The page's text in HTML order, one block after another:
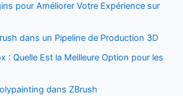
pour Améliorer Votre Expérience sur
dans un Pipeline de Production 3D
: Quelle Est la Meilleure Option pour les
dans ZBrush